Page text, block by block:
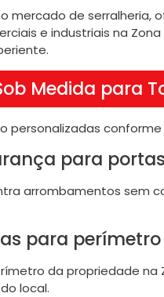
mercado de serralheria,
e industriais na
Medida para
personalizadas
para
arrombamentos sem
para perímetro
da propriedade na
local.